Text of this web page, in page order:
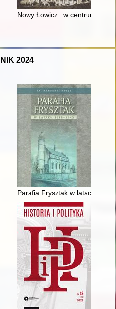
synów szlacheckich w XVI-
Nowy Łowicz : w centrum
2024
sądach i prokuraturze w Łomży
Parafia Frysztak w latach